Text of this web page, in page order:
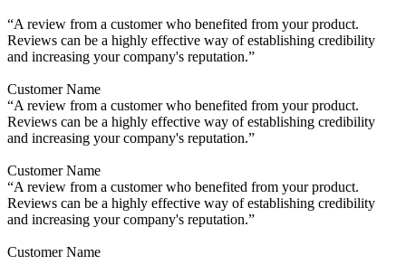
“A review from a customer who benefited from your product.
Reviews can be a highly effective way of establishing credibility
and increasing your company's reputation.”
Customer Name
“A review from a customer who benefited from your product.
Reviews can be a highly effective way of establishing credibility
and increasing your company's reputation.”
Customer Name
“A review from a customer who benefited from your product.
Reviews can be a highly effective way of establishing credibility
and increasing your company's reputation.”
Customer Name